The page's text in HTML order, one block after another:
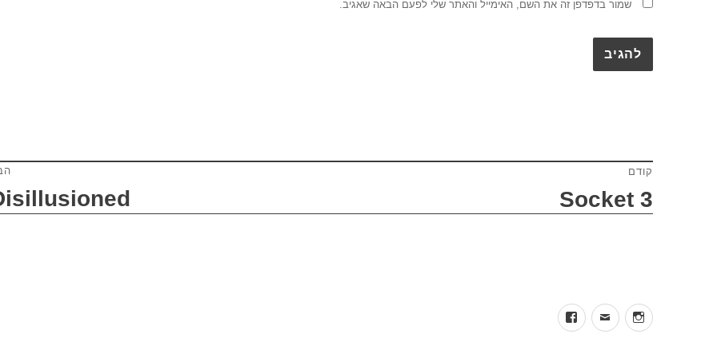
שמור בדפדפן זה את השם, האימייל והאתר שלי לפעם הבאה שאגיב.
ניווט
קודם
הפוסט
הקודם:
Socket 3
הפוסט
הבא:
insta
mail
facebook